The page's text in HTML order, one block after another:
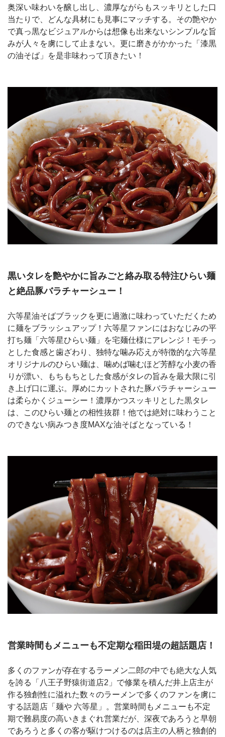
奥深い味わいを醸し出し、濃厚ながらもスッキリとした口
当たりで、どんな具材にも見事にマッチする。その艶やか
で真っ黒なビジュアルからは想像も出来ないシンプルな旨
みが人々を虜にして止まない。更に磨きがかかった「漆黒
の油そば」を是非味わって頂きたい！
黒いタレを艶やかに旨みごと絡み取る特注ひらい麺
と絶品豚バラチャーシュー！
六等星油そばブラックを更に過激に味わっていただくため
に麺をブラッシュアップ！六等星ファンにはおなじみの平
打ち麺「六等星ひらい麺」を宅麺仕様にアレンジ！モチっ
とした食感と歯ざわり、独特な噛み応えが特徴的な六等星
オリジナルのひらい麺は、噛めば噛むほど芳醇な小麦の香
りが漂い、もちもちとした食感がタレの旨みを最大限に引
き上げ口に運ぶ。厚めにカットされた豚バラチャーシュー
は柔らかくジューシー！濃厚かつスッキリとした黒タレ
は、このひらい麺との相性抜群！他では絶対に味わうこと
のできない病みつき度MAXな油そばとなっている！
営業時間もメニューも不定期な稲田堤の超話題店！
多くのファンが存在するラーメン二郎の中でも絶大な人気
を誇る「八王子野猿街道店2」で修業を積んだ井上店主が
作る独創性に溢れた数々のラーメンで多くのファンを虜に
する話題店「麺や 六等星」。営業時間もメニューも不定
期で難易度の高いきまぐれ営業だが、深夜であろうと早朝
であろうと多くの客が駆けつけるのは店主の人柄と独創的